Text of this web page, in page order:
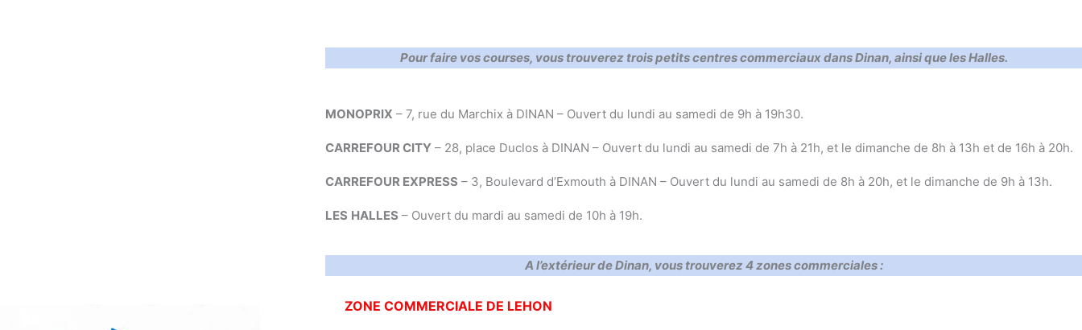
Pour faire vos courses, vous trouverez trois petits centres commerciaux dans Dinan, ainsi que les Halles.
MONOPRIX – 7, rue du Marchix à DINAN – Ouvert du lundi au samedi de 9h à 19h30.
CARREFOUR CITY – 28, place Duclos à DINAN – Ouvert du lundi au samedi de 7h à 21h, et le dimanche de 8h à 13h et de 16h à 20h.
CARREFOUR EXPRESS – 3, Boulevard d’Exmouth à DINAN – Ouvert du lundi au samedi de 8h à 20h, et le dimanche de 9h à 13h.
LES HALLES – Ouvert du mardi au samedi de 10h à 19h.
A l’extérieur de Dinan, vous trouverez 4 zones commerciales:
ZONE COMMERCIALE DE LEHON